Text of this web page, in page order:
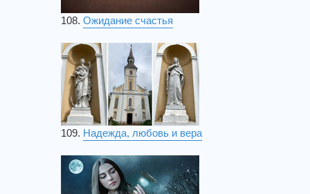
108. Ожидание счастья
109. Надежда, любовь и вера